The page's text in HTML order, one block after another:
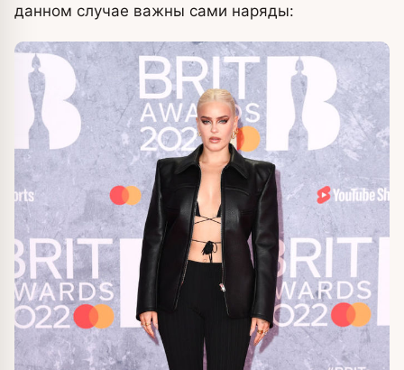
данном случае важны сами наряды: